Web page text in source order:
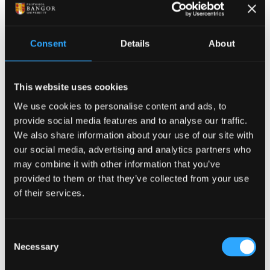
Consent Details About
This website uses cookies
We use cookies to personalise content and ads, to
provide social media features and to analyse our traffic.
We also share information about your use of our site with
our social media, advertising and analytics partners who
may combine it with other information that you’ve
provided to them or that they’ve collected from your use
of their services.
Selection
Necessary
Lwfans Dysgu i Rieni
Cyfeiriwch at y dudalenCyllid Israddedig a TARi gael
manylion cyllido i fyfyrwyr sy'n dewis PEIDIO ag
ar ôl graddio.
Cyllid i rai sy'n astudio ail radd
israddedig
Bydd myfyrwyr sy'n mynd yn ôl i'r Brifysgol i astudio
am ail radd yn gymwys i wneud cais am gymorth
ariannol y GIG (cyllid ffioedd dysgu a bwrsariaeth
Costau Lleoliadau Clinigol/Ymarfer